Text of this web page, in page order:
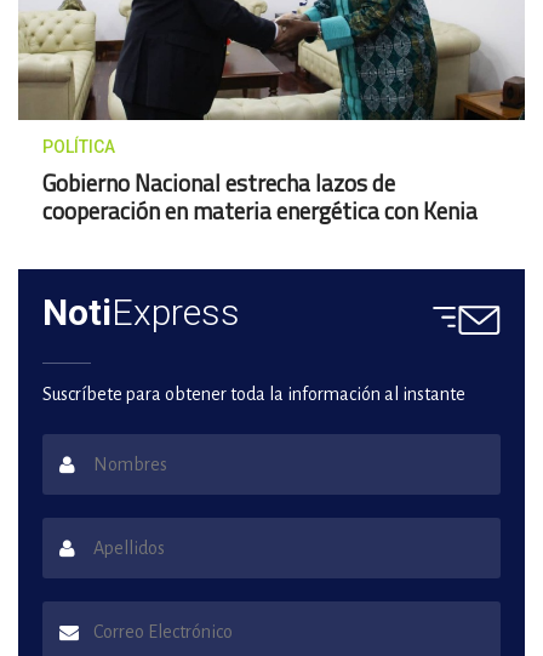
POLÍTICA
Gobierno Nacional estrecha lazos de
cooperación en materia energética con Kenia
NotiExpress
Suscríbete para obtener toda la información al instante